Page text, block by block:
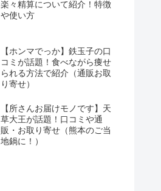
楽々精算について紹介！特徴
や使い方
【ホンマでっか】鉄玉子の口
コミが話題！食べながら痩せ
られる方法で紹介（通販お取
り寄せ）
【所さんお届けモノです】天
草大王が話題！口コミや通
販・お取り寄せ（熊本のご当
地鍋に！）